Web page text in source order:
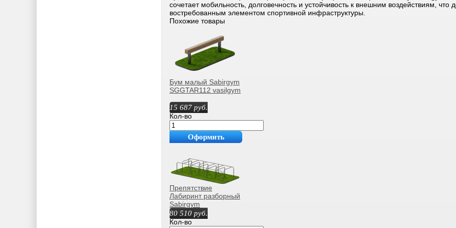
сочетает мобильность, долговечность и устойчивость к внешним воздействиям, что
востребованным элементом спортивной инфраструктуры.
Похожие товары
Бум малый Sabirgym
SGGTAR112 vasilgym
15 687 руб.
Кол-во
Оформить
Препятствие
Лабиринт разборный
Sabirgym
SGGTAR101.1
василжим
80 510 руб.
Кол-во